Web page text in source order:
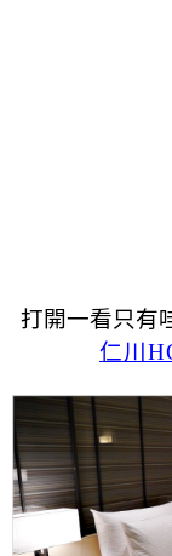
打開一看只有
仁川